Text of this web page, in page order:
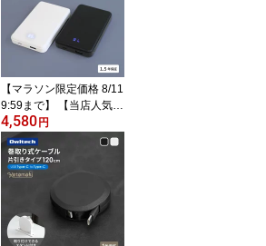
PD30W USB Type-C入出
力 ブラック ホワイト ワ
イヤレス充電 スマホリン
グ付き 残量 %表示 1.5年
保証 送料無料 【Web限
定モデル】
【マラソン限定価格 8/11
9:59まで】 【当店人気N
o.2商品】 準固体電池採
用 モバイルバッテリー 1
0000mAh 最大 PD30W
対応 USB Type-C入出力
安心 安全 ブラック ホワ
イト バッテリー残量 %
デジタル表示 1.5年保証
4,580円